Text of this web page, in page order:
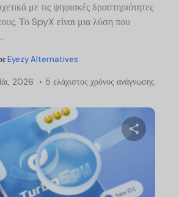
με τις ψηφιακές δραστηριότητες
Το SpyX είναι μια λύση που
Eyezy Alternatives
2026 5 ελάχιστος χρόνος ανάγνωσης